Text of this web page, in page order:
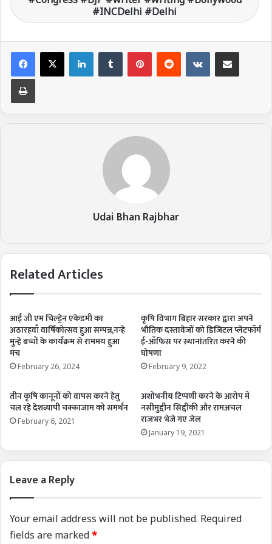
#INCDelhi #Delhi
LinkedIn VKontakte
Udai Bhan Rajbhar
Related Articles
आई जी एम चिल्ड्रेन एकेडमी का
अठारहवाँ वार्षिकोत्सव हुआ सम्पन्न,नन्हे
मुन्हे बच्चों के कार्यक्रम से राममय हुआ
मंच
February 26, 2024
कृषि विभाग बिहार सरकार द्वारा अपने
भौतिक दस्तावेजों को डिजिटल प्लेटफॉर्म
ई-ऑफिस पर स्थानांतरित करने की
घोषणा
February 9, 2022
तीन कृषि कानूनों को वापस करने हेतु
चल रहे देशव्यापी चक्काजाम को समर्थन
February 6, 2021
अशोभनीय टिप्पणी करने के आरोप में
नसीमुद्दीन सिद्दीकी और रामअचल
राजभर भेजे गए जेल
January 19, 2021
Leave a Reply
Your email address will not be published. Required
fields are marked*